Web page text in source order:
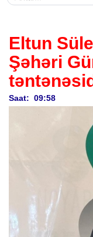
Eltun
Şəhəri
Saat: 09:58